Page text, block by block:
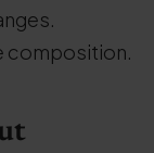
composition.